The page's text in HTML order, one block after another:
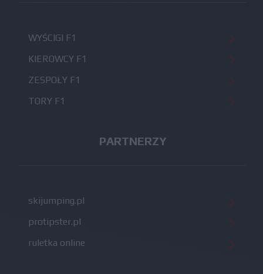
WYŚCIGI F1
KIEROWCY F1
ZESPOŁY F1
TORY F1
PARTNERZY
skijumping.pl
protipster.pl
ruletka online